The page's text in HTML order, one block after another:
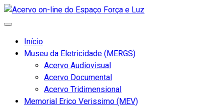
Início
Museu da Eletricidade (MERGS)
Acervo Audiovisual
Acervo Documental
Acervo Tridimensional
Memorial Erico Verissimo (MEV)